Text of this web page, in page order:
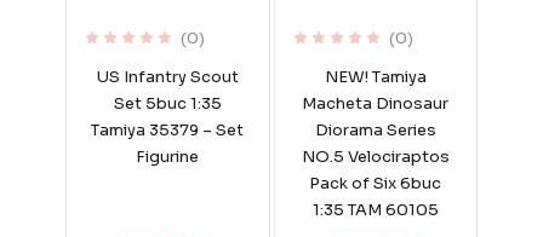
(0)
US Infantry Scout
Set 5buc 1:35
Tamiya 35379 – Set
Figurine
(0)
NEW! Tamiya
Macheta Dinosaur
Diorama Series
NO.5 Velociraptos
Pack of Six 6buc
1:35 TAM 60105